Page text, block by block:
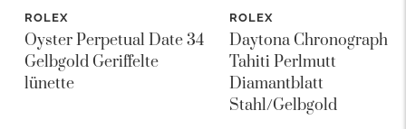
ROLEX
Oyster Perpetual Date 34
Gelbgold Geriffelte
lünette
ROLEX
Daytona Chronograph
Tahiti Perlmutt
Diamantblatt
Stahl/Gelbgold